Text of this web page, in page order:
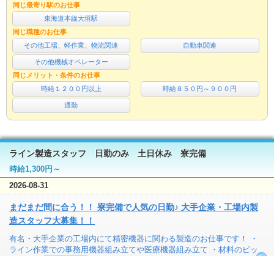
同じ最寄り駅のお仕事
東海道本線大垣駅
同じ職種のお仕事
その他工場、軽作業、物流関連
自動車関連
その他機械オペレーター
同じメリット・条件のお仕事
時給１２００円以上
時給８５０円～９００円
通勤
ライン製造スタッフ 日勤のみ 土日休み 寮完備
時給1,300円～
2026-08-31
まだまだ間に合う！！ 寮完備で人気の日勤♪ 大手企業・工場内製
造スタッフ大募集！！
有名・大手企業の工場内にて精密機器に関わる製造のお仕事です！ ・
ライン作業での事務用機器組み立てや医療機器組み立て ・材料のピッ